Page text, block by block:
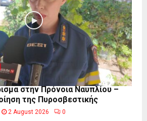
στην Πρόνοια Ναυπλίου –
της Πυροσβεστικής
2 August 2026 0